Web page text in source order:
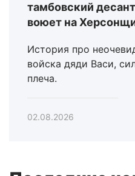
тамбовский
воюет на
История про
войска дяди Васи,
плеча.
02.08.2026